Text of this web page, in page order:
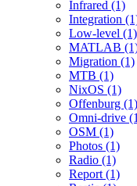
Infrared (1)
Integration
Low-level (1)
MATLAB
Migration (1)
MTB (1)
NixOS (1)
Offenburg (1)
Omni-drive
OSM (1)
Photos (1)
Radio (1)
Report (1)